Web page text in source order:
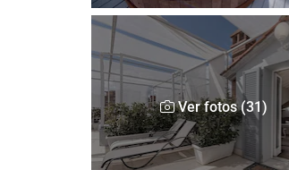
Ver fotos (31)